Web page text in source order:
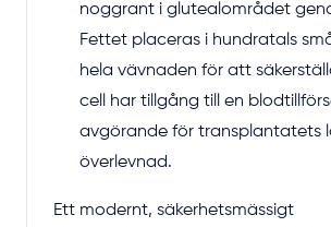
noggrant i glutealområdet
Fettet placeras i hundratals
hela vävnaden för att
cell har tillgång till en
avgörande för transplantatets
överlevnad.
Ett modernt, säkerhetsmässigt